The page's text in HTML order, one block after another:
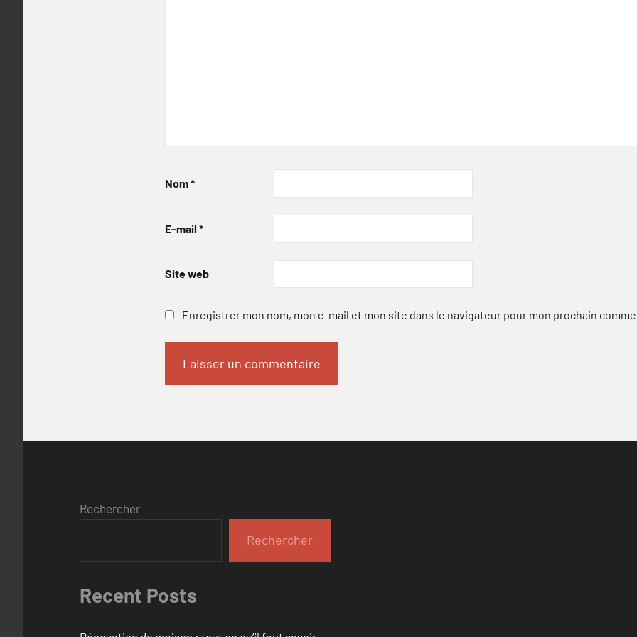
Nom*
E-mail *
Site web
Enregistrer mon nom, mon e-mail et mon site dans le navigateur pour mon prochain
Rechercher
Rechercher
Recent Posts